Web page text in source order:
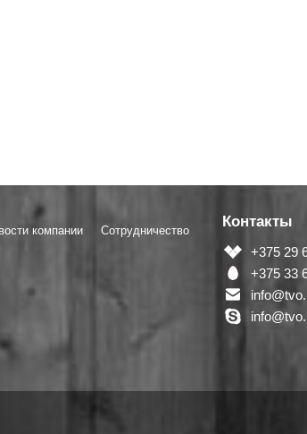
компании Сотрудничество
Контакты
+375 29
+375 33